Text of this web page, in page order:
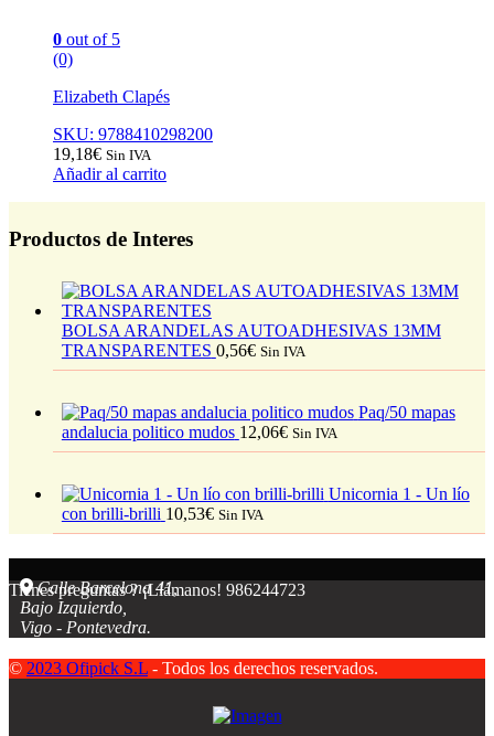
0 out of 5
(0)
Elizabeth Clapés
SKU: 9788410298200
19,18€ Sin IVA
Añadir al carrito
Productos de Interes
BOLSA ARANDELAS AUTOADHESIVAS 13MM
TRANSPARENTES 0,56€ Sin IVA
Paq/50 mapas
andalucia politico mudos 12,06€ Sin IVA
Unicornia 1 - Un lío
con brilli-brilli 10,53€ Sin IVA
Tienes preguntas ? ¡Llámanos! 986244723
Calle Barcelona 41,
Bajo Izquierdo,
Vigo - Pontevedra.
© 2023 Ofipick S.L - Todos los derechos reservados.